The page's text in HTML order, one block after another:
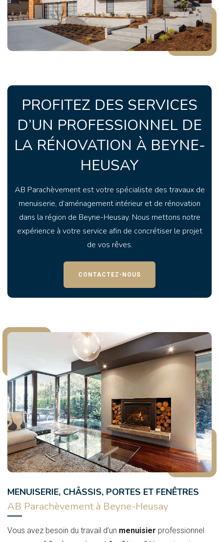
PROFITEZ DES SERVICES
D’UN PROFESSIONNEL DE
LA RÉNOVATION À BEYNE-
HEUSAY
AB Parachèvement est votre spécialiste des travaux de
menuiserie, d’aménagement intérieur et de rénovation
dans la région de Beyne-Heusay. Nous mettons notre
expérience à votre service afin de concrétiser le projet
de vos rêves.
CONTACTEZ-NOUS
MENUISERIE, CHÂSSIS, PORTES ET FENÊTRES
AB Parachèvement à Beyne-Heusay
Vous avez besoin du travail d’un menuisier professionnel